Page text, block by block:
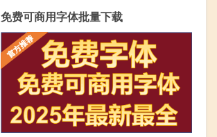
免费可商用字体批量下载